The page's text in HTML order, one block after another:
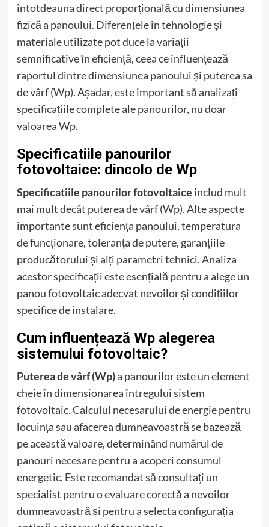
întotdeauna direct proporțională cu dimensiunea
fizică a panoului. Diferențele în tehnologie și
materiale utilizate pot duce la variații
semnificative în eficiență, ceea ce influențează
raportul dintre dimensiunea panoului și puterea sa
de vârf (Wp). Așadar, este important să analizați
specificațiile complete ale panourilor, nu doar
valoarea Wp.
Specificatiile panourilor
fotovoltaice: dincolo de Wp
Specificatiile panourilor fotovoltaice includ mult
mai mult decât puterea de vârf (Wp). Alte aspecte
importante sunt eficiența panoului, temperatura
de funcționare, toleranța de putere, garanțiile
producătorului și alți parametri tehnici. Analiza
acestor specificații este esențială pentru a alege un
panou fotovoltaic adecvat nevoilor și condițiilor
specifice de instalare.
Cum influențează Wp alegerea
sistemului fotovoltaic?
Puterea de vârf (Wp)a panourilor este un element
cheie în dimensionarea întregului sistem
fotovoltaic. Calculul necesarului de energie pentru
locuința sau afacerea dumneavoastră se bazează
pe această valoare, determinând numărul de
panouri necesare pentru a acoperi consumul
energetic. Este recomandat să consultați un
specialist pentru o evaluare corectă a nevoilor
dumneavoastră și pentru a selecta configurația